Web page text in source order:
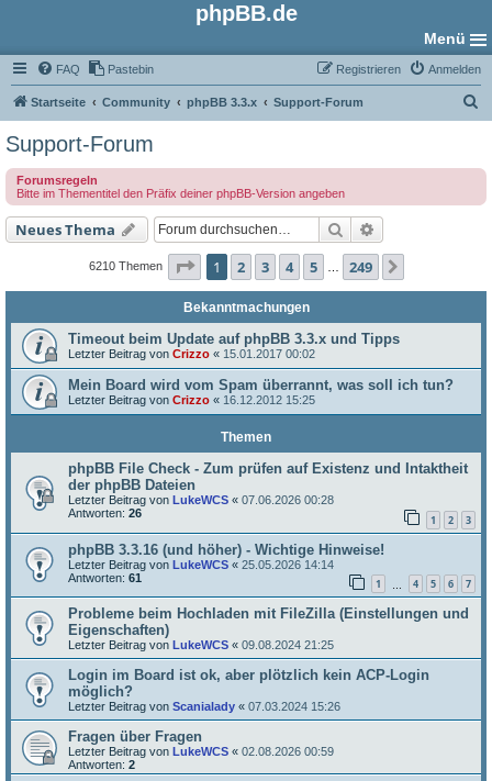
phpBB.de
Menü
FAQ Pastebin Anmelden
Registrieren
Startseite Community phpBB 3.3.x Support-Forum
e
Support-Forum
Forumsregeln
Bitte im Thementitel den Präfix deiner phpBB-Version angeben
Neues Thema Suche
6210 Themen Seite 1von 249
1 2 3 4 5 249
Bekanntmachungen
Timeout beim Update auf phpBB 3.3.x und Tipps
Letzter Beitrag von Crizzo « 15.01.2017 00:02
Mein Board wird vom Spam überrannt, was soll ich tun?
Letzter Beitrag von Crizzo « 16.12.2012 15:25
Themen
phpBB File Check - Zum prüfen auf Existenz und Intaktheit
der phpBB Dateien
Letzter Beitrag von LukeWCS « 07.06.2026 00:28
Antworten: 26 1 2 3
phpBB 3.3.16 (und höher) - Wichtige Hinweise!
Letzter Beitrag von LukeWCS « 25.05.2026 14:14
Antworten: 61 1 4 5 6 7
Probleme beim Hochladen mit FileZilla (Einstellungen und
Eigenschaften)
Letzter Beitrag von LukeWCS « 09.08.2024 21:25
Login im Board ist ok, aber plötzlich kein ACP-Login
möglich?
Letzter Beitrag von Scanialady « 07.03.2024 15:26
Fragen über Fragen
Letzter Beitrag von LukeWCS « 02.08.2026 00:59
Antworten: 2